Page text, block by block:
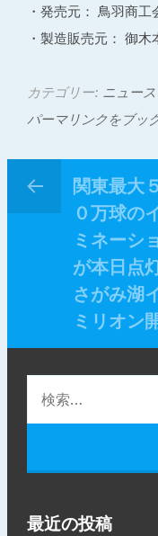
・発売元： 鳥羽商工
・製造販売元： 御
カテゴリー: ニュース
パーマリンクをブッ
関東最大
０万球の
ミネーシ
が本日点
さがみ湖
ミリオン
最近の投稿